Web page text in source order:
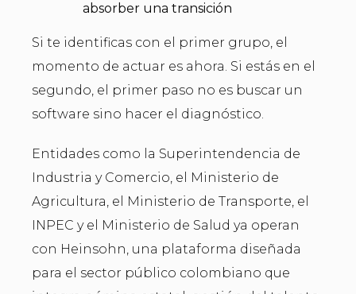
absorber una transición
Si te identificas con el primer grupo, el
momento de actuar es ahora. Si estás en el
segundo, el primer paso no es buscar un
software sino hacer el diagnóstico.
Entidades como la Superintendencia de
Industria y Comercio, el Ministerio de
Agricultura, el Ministerio de Transporte, el
INPEC y el Ministerio de Salud ya operan
con Heinsohn, una plataforma diseñada
para el sector público colombiano que